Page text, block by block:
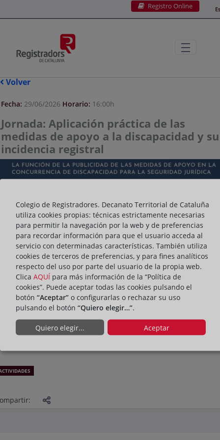
Registro Online
Volver
Fecha: 29/06/2026 Horario: 16:00h
Jornada: Aplicación práctica de las
medidas de apoyo a la discapacidad y su
incidencia registral
Colegio de Registradores. Decanato Territorial de Cataluña
utiliza cookies propias: técnicas estrictamente necesarias
para permitir la navegación por la web y de preferencias
para recordar información para que el usuario acceda al
servicio con determinadas características. También utiliza
cookies de terceros de preferencias, y para fines analíticos
respecto del uso por parte del usuario de la propia web.
Clica AQUÍ para más información de la “Política de
cookies”. Puede aceptar todas las cookies pulsando el
botón “Aceptar” o configurarlas o rechazar su uso
pulsando el botón “Quiero elegir…”.
Quiero elegir... Aceptar